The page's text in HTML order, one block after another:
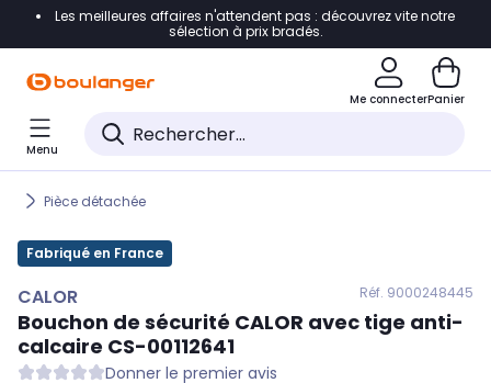
Accéder directement à la navigation
Accéder directement au pied de page
Accéder directement au chatbot
Les meilleures affaires n'attendent pas : découvrez vite notre
sélection à prix bradés.
Me connecterPanier
Menu
Pièce détachée
Fabriqué en France
CALOR Réf. 9000248445
Bouchon de sécurité CALOR avec tige anti-
calcaire CS-00112641
Donner le premier avis